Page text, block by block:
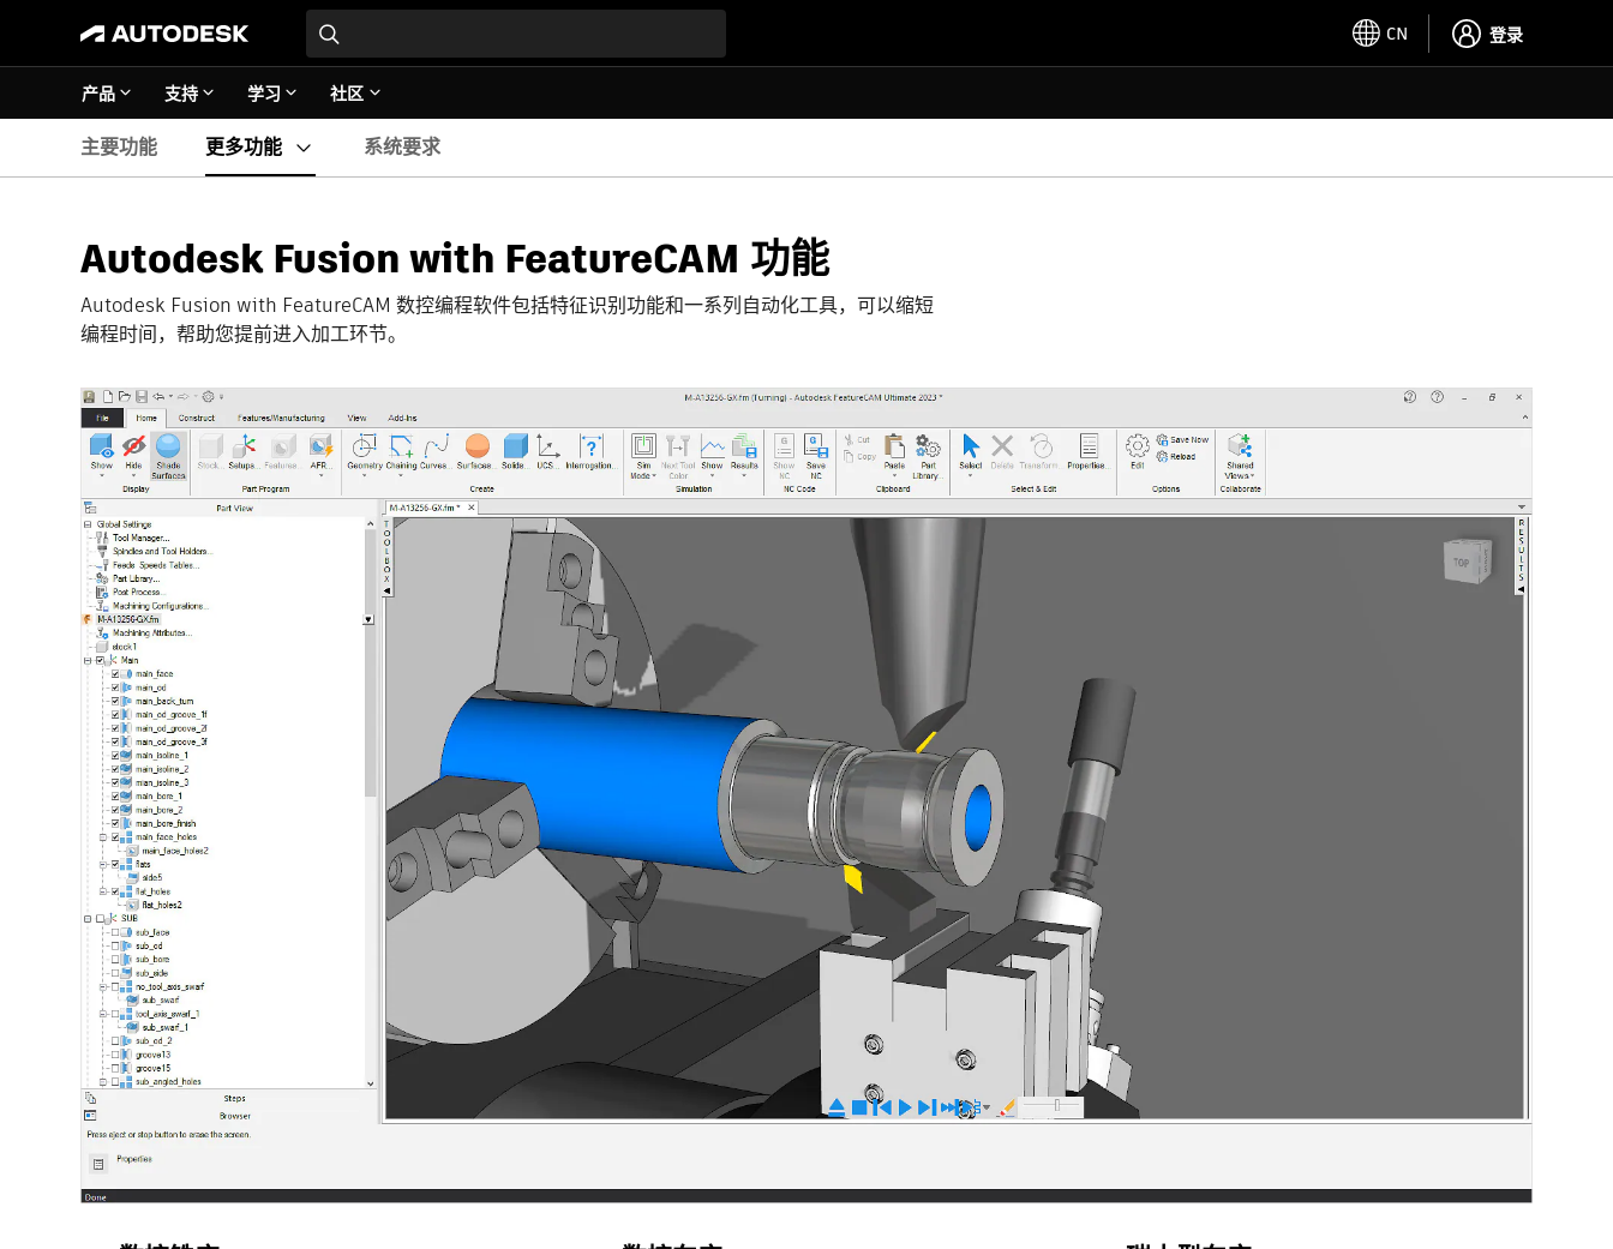
CN 登录
产品 支持 学习 社区
主要功能 更多功能 系统要求
Autodesk Fusion with FeatureCAM 功能
Autodesk Fusion with FeatureCAM 数控编程软件包括特征识别功能和一系列自动化工具，可以缩短
编程时间，帮助您提前进入加工环节。